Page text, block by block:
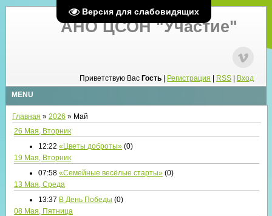
Версия для слабовидящих
АНО ЦСОН "Участие"
Приветствую Вас Гость Регистрация RSS
Вход
MENU
Главная » 2026 » Май
26 Мая, Вторник
12:22 «Цветы доброты» (0)
19 Мая, Вторник
07:58 «Семейные весёлые старты» (0)
13 Мая, Среда
13:37 В День Победы (0)
08 Мая, Пятница